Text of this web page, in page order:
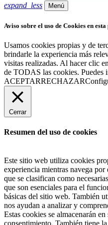
expand_less Menú
Aviso sobre el uso de Cookies en
Usamos cookies propias y de
brindarle la experiencia más
visitas realizadas. Al hacer clic
de TODAS las cookies. Puedes
ACEPTARRECHAZAR
Cerrar
Resumen del uso de cookies
Este sitio web utiliza cookies
experiencia mientras navega
que se clasifican como
que son esenciales para el
básicas del sitio web. También
nos ayudan a analizar y
Estas cookies se almacenarán